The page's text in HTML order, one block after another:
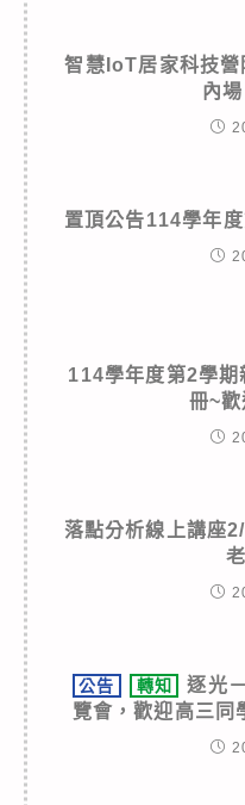
智慧IoT居家科技
內
置頂公告114學年
114學年度第2學期
冊~歡
落點分析線上講座
公告 轉知
逐光
覽會，歡迎高三同